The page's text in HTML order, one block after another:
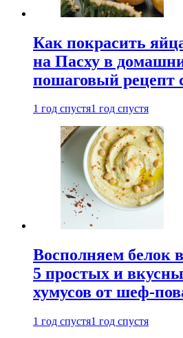
Как покрасить
на Пасху в
пошаговый рецепт
1 год спустя1 год спустя
Восполняем белок
5 простых и
хумусов от шеф-
1 год спустя1 год спустя